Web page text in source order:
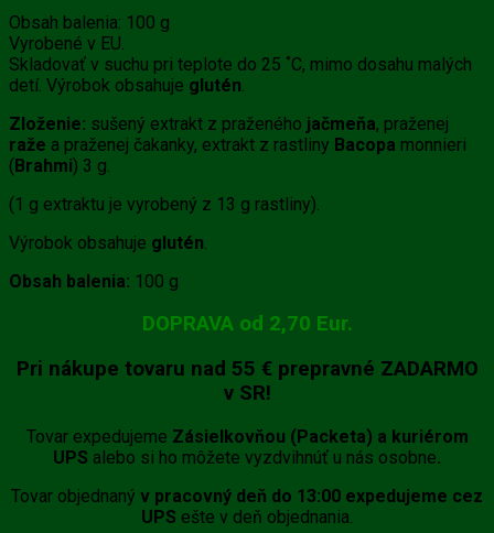
Obsah balenia: 100 g
Vyrobené v EU.
Skladovať v suchu pri teplote do 25 ˚C, mimo dosahu malých
detí. Výrobok obsahuje glutén
Zloženie: sušený extrakt z praženého jačmeňa, praženej
raže a praženej čakanky, extrakt z rastliny Bacopa monnieri
(Brahmi) 3 g.
(1 g extraktu je vyrobený z 13 g rastliny).
Výrobok obsahuje glutén
Obsah balenia: 100 g
DOPRAVA od 2,70 Eur.
Pri nákupe tovaru nad 55 € prepravné ZADARMO
v SR!
Tovar expedujeme Zásielkovňou (Packeta) a kuriérom
UPS alebo si ho môžete vyzdvihnúť u nás osobne.
Tovar objednaný v pracovný deň do 13:00 expedujeme cez
UPS ešte v deň objednania.